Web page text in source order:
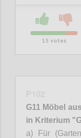
15 votes
P102
G11 Möbel
in Kriterium
a) Für